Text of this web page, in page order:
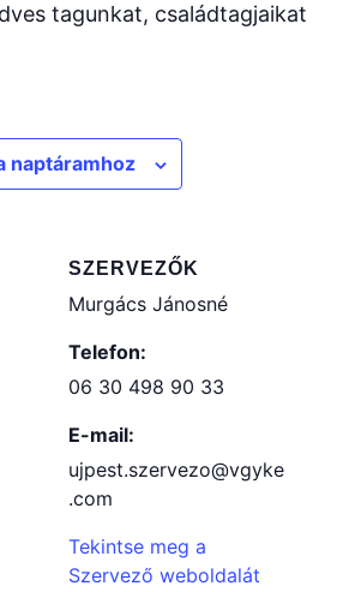
tagunkat, családtagjaikat
naptáramhoz
SZERVEZŐK
Murgács Jánosné
Telefon:
06 30 498 90 33
E-mail:
ujpest.szervezo@vgyke
.com
Tekintse meg a
Szervező weboldalát